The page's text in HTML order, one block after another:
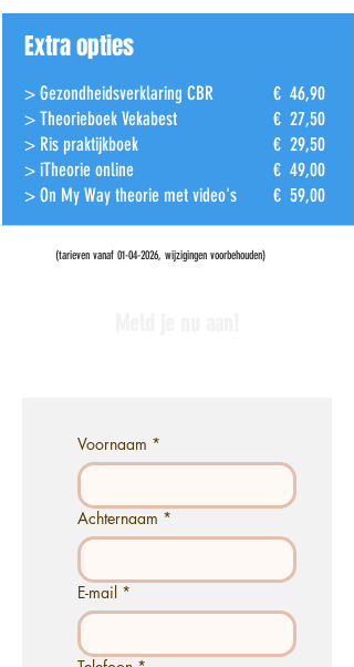
Extra opties
> Gezondheidsverklaring CBR
> Theorieboek Vekabest
> Ris praktijkboek
> iTheorie online
> On My Way theorie met video's
€ 46,90
€ 27,50
€ 29,50
€ 49,00
€ 59,00
(tarieven vanaf 01-04-2026, wijzigingen voorbehouden)
Voornaam *
Achternaam *
E-mail *